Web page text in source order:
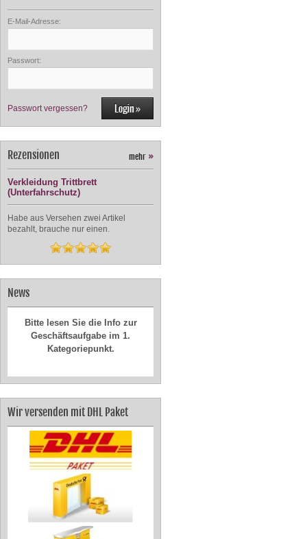
E-Mail-Adresse:
Passwort:
Passwort vergessen?
Rezensionen mehr »
Verkleidung Trittbrett
(Unterfahrschutz)
Habe aus Versehen zwei Artikel
bezahlt, brauche nur einen.
News
Geschäftsaufgabe im 1.
Kategoriepunkt.
Wir versenden mit DHL Paket